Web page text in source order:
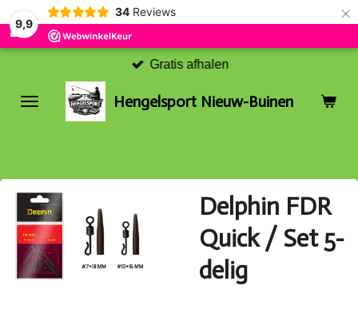
9,9
34 Reviews ×
Hengelsport Nieuw-Buinen
Gratis afhalen
Delphin FDR
Quick / Set 5-
delig